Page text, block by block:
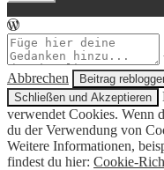
Abbrechen
verwendet Cookies. Wenn
du der Verwendung von
Weitere Informationen,
findest du hier: Cookie-